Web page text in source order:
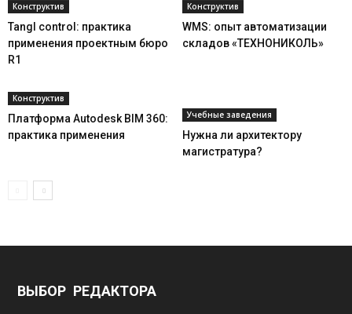
Конструктив
Tangl control: практика
применения проектным бюро
R1
Конструктив
WMS: опыт автоматизации
складов «ТЕХНОНИКОЛЬ»
Конструктив
Платформа Autodesk BIM 360:
практика применения
Учебные заведения
Нужна ли архитектору
магистратура?
ВЫБОР РЕДАКТОРА